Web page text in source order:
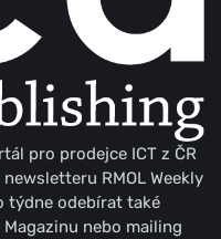
pro prodejce ICT z ČR
RMOL Weekly
týdne odebírat také
nebo mailing